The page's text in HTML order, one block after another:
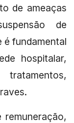
de ameaças
de
é fundamental
hospitalar,